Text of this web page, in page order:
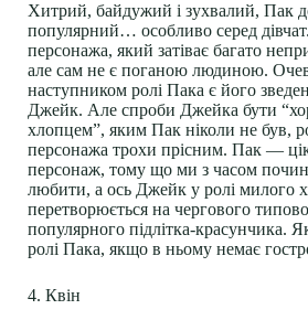
Хитрий, байдужий і зухвалий, Пак
популярний… особливо серед
персонажа, який затіває багато
але сам не є поганою людиною.
наступником ролі Пака є його
Джейк. Але спроби Джейка бути
хлопцем”, яким Пак ніколи не був,
персонажа трохи прісним. Пак —
персонаж, тому що ми з часом
любити, а ось Джейк у ролі милого
перетворюється на чергового
популярного підлітка-красунчика.
ролі Пака, якщо в ньому немає
4. Квін